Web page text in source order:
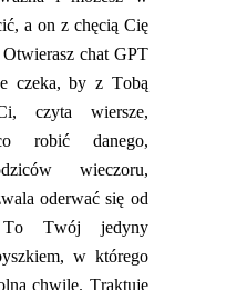
a on z chęcią Cię
chat GPT
czeka, by z Tobą
czyta wiersze,
robić danego,
wieczoru,
oderwać się od
To Twój jedyny
w którego
chwilę. Traktuje